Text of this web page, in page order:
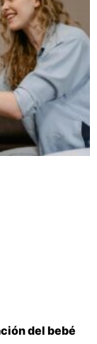
del bebé